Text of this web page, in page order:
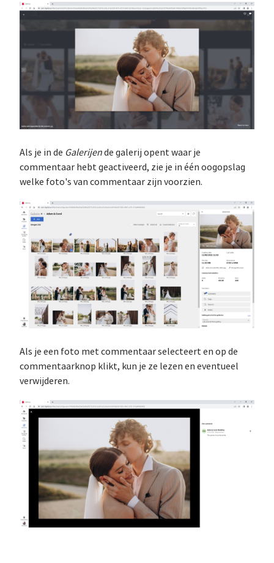
Als je in de Galerijende galerij opent waar je
commentaar hebt geactiveerd, zie je in één oogopslag
welke foto's van commentaar zijn voorzien.
Als je een foto met commentaar selecteert en op de
commentaarknop klikt, kun je ze lezen en eventueel
verwijderen.